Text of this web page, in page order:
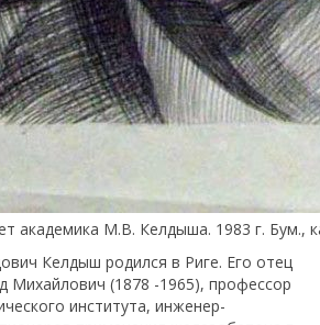
академика М.В. Келдыша. 1983 г. Бум.,
Келдыш родился в Риге. Его отец
(1878 -1965), профессор
института, инженер-